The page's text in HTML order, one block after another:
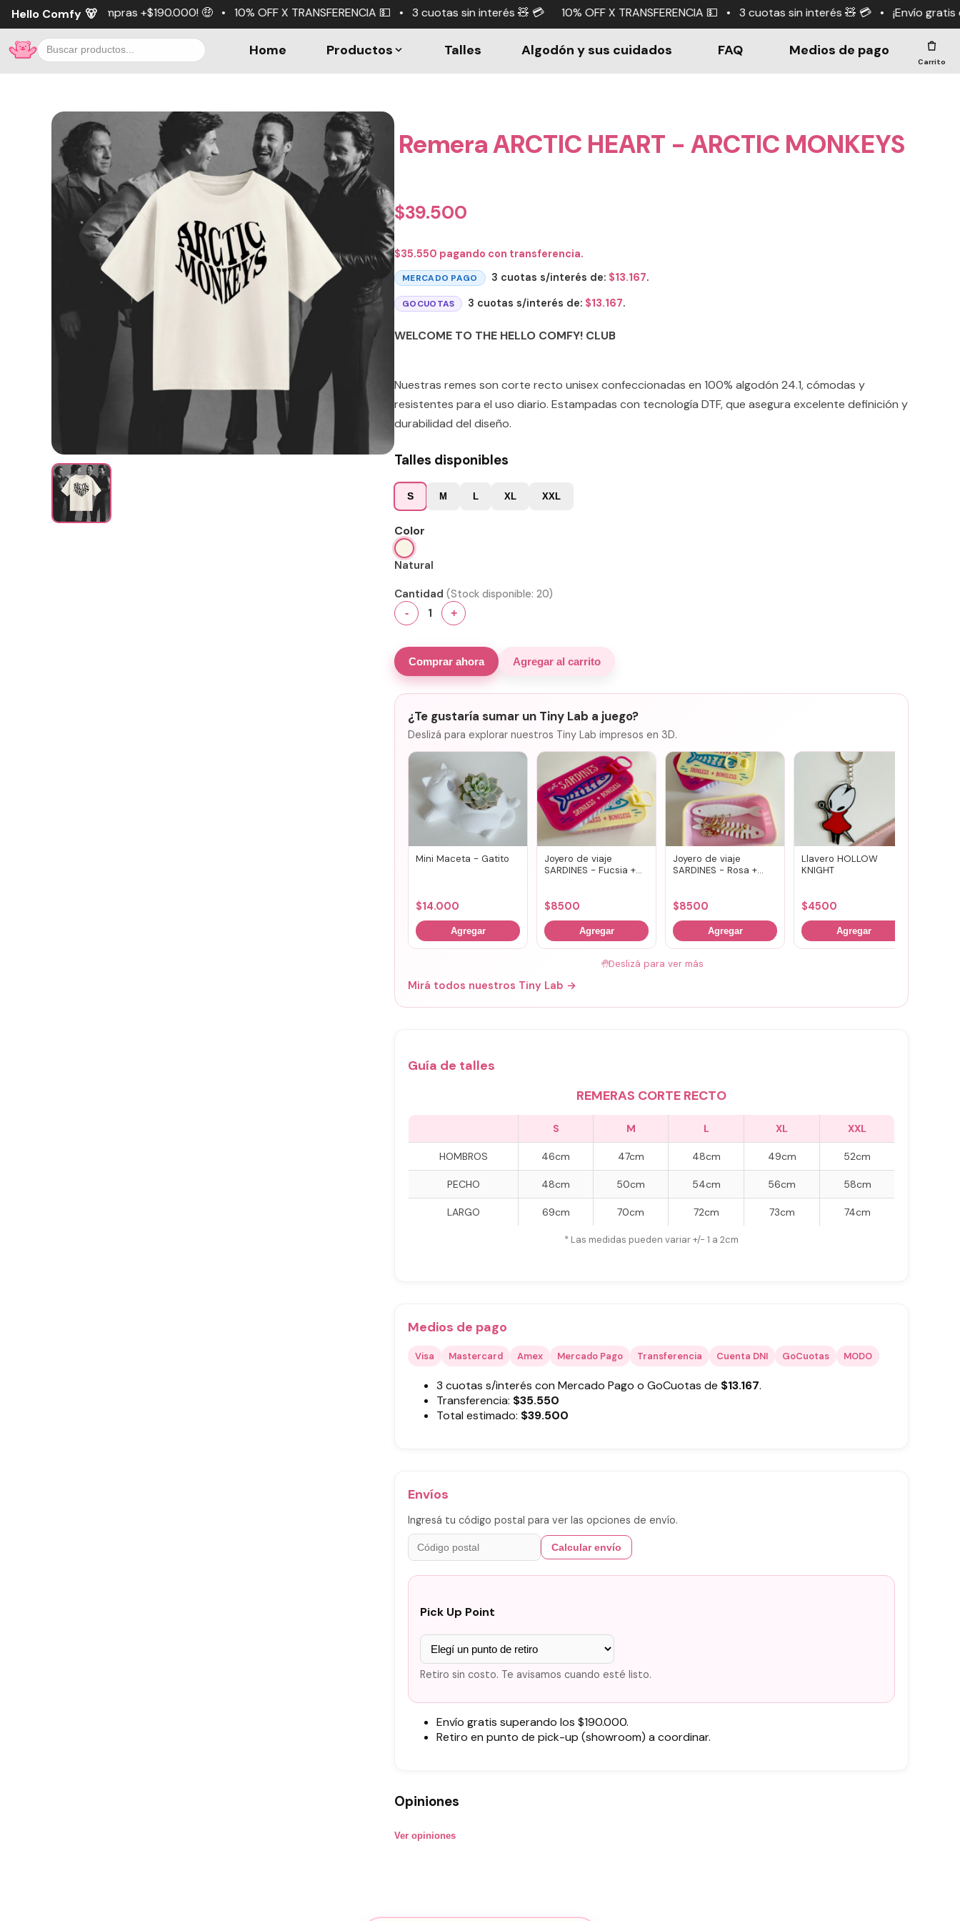
Hello Comfy 🐻
+$190.000! 🤑 • 10% OFF X TRANSFERENCIA 💵 • 3 cuotas sin interés 🧸 💳 10% OFF X TRANSFERENCIA 💵 • 3 cuotas sin interés 🧸 💳 • ¡Envío gratis en compras
Home Productos Talles Algodón y sus cuidados FAQ Medios de pago
Carrito
Remera ARCTIC HEART - ARCTIC MONKEYS
$39.500
$35.550 pagando con transferencia.
MERCADO PAGO 3 cuotas s/interés de: $13.167.
GOCUOTAS 3 cuotas s/interés de: $13.167.
WELCOME TO THE HELLO COMFY! CLUB
Nuestras remes son corte recto unisex confeccionadas en 100% algodón 24.1, cómodas y
resistentes para el uso diario. Estampadas con tecnología DTF, que asegura excelente definición y
durabilidad del diseño.
Talles disponibles
S M L XL XXL
Color
Natural
Cantidad (Stock disponible: 20)
- 1 +
Comprar ahora Agregar al carrito
¿Te gustaría sumar un Tiny Lab a juego?
Deslizá para explorar nuestros Tiny Lab impresos en 3D.
Mini Maceta - Gatito
$14.000
Agregar
Joyero de viaje
SARDINES - Fucsia +
$8500
Agregar
Joyero de viaje
SARDINES - Rosa +
$8500
Agregar
Llavero HOLLOW
KNIGHT
$4500
Agregar
🤚Deslizá para ver más
Mirá todos nuestros Tiny Lab →
Guía de talles
REMERAS CORTE RECTO
S M L XL XXL
HOMBROS 46cm 47cm 48cm 49cm 52cm
PECHO 48cm 50cm 54cm 56cm 58cm
LARGO 69cm 70cm 72cm 73cm 74cm
* Las medidas pueden variar +/- 1 a 2cm
Medios de pago
Visa Mastercard Amex Mercado Pago Transferencia Cuenta DNI GoCuotas MODO
3 cuotas s/interés con Mercado Pago o GoCuotas de $13.167.
Transferencia: $35.550
Total estimado: $39.500
Envíos
Ingresá tu código postal para ver las opciones de envío.
Calcular envío
Pick Up Point
Retiro sin costo. Te avisamos cuando esté listo.
Envío gratis superando los $190.000.
Retiro en punto de pick-up (showroom) a coordinar.
Opiniones
Ver opiniones